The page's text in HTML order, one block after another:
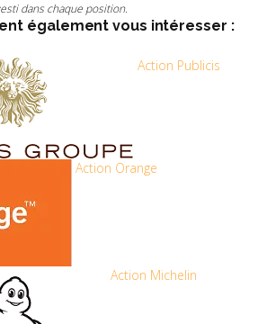
dans chaque position.
également vous intéresser :
Action Publicis
Action Orange
Action Michelin